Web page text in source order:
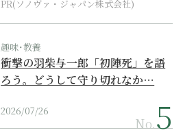
PR(ソノヴァ・ジャパン株式会社)
趣味･教養
衝撃の羽柴与一郎「初陣死」を語
ろう。どうして守り切れなか…
2026/07/26
No.